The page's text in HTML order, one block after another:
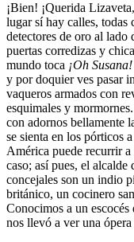
¡Bien! ¡Querida
lugar sí hay calles, todas
detectores de oro al lado
puertas corredizas y
mundo toca ¡Oh Susana!
y por doquier ves pasar
vaqueros armados con
esquimales y
con adornos bellamente
se sienta en los pórticos
América puede recurrir
caso; así pues, el alcalde
concejales son un indio
británico, un cocinero
Conocimos a un
nos llevó a ver una